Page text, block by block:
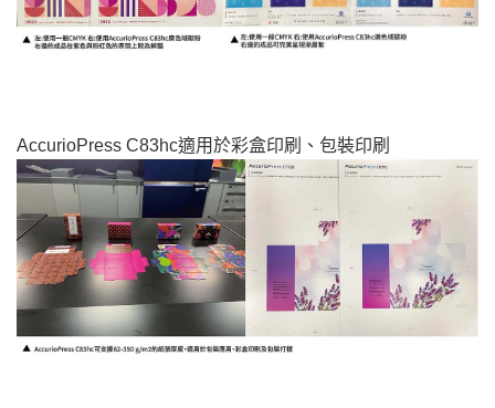
AccurioPress C83hc適用於彩盒印刷、包裝印刷